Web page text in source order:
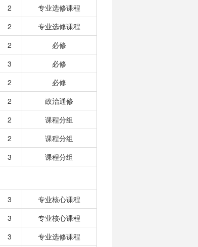
2
专业选修课程
2
专业选修课程
2
必修
3
必修
2
必修
2
政治通修
2
课程分组
2
课程分组
3 课程分组
3
专业核心课程
3
专业核心课程
3 专业选修课程